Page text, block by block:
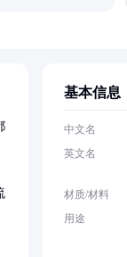
基本信息
中文名
英文名
材质/材料
用途